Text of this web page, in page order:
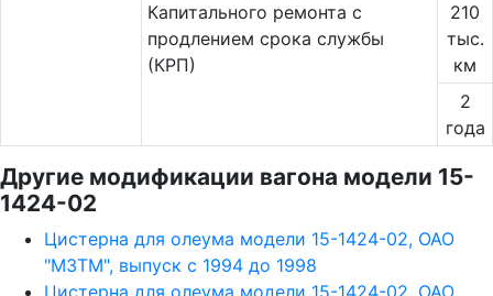
Капитального ремонта с
продлением срока службы
(КРП)
210
тыс.
км
2
года
Другие модификации вагона модели 15-
1424-02
Цистерна для олеума модели 15-1424-02, ОАО
"МЗТМ", выпуск с 1994 до 1998
Цистерна для олеума модели 15-1424-02, ОАО